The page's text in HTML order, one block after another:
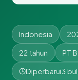
Indonesia
22 tahun PT
Diperbarui3